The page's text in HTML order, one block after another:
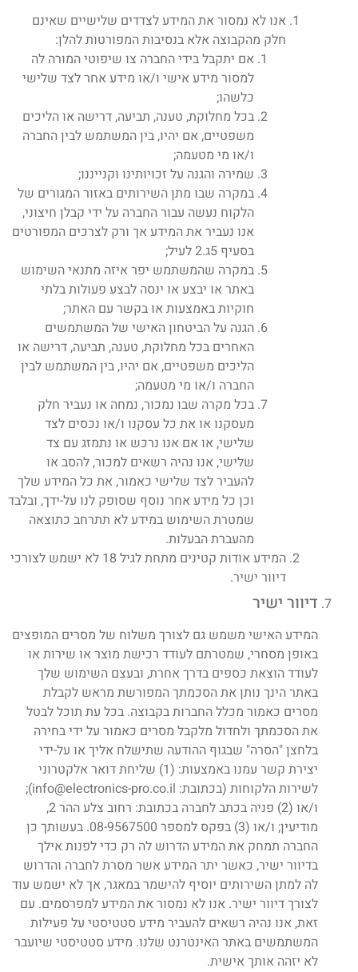
אנו לא נמסור את המידע לצדדים שלישיים שאינם
חלק מהקבוצה אלא בנסיבות המפורטות להלן:
אם יתקבל בידי החברה צו שיפוטי המורה לה
למסור מידע אישי ו/או מידע אחר לצד שלישי
כלשהו;
בכל מחלוקת, טענה, תביעה, דרישה או הליכים
משפטיים, אם יהיו, בין המשתמש לבין החברה
ו/או מי מטעמה;
שמירה והגנה על זכויותינו וקנייננו;
במקרה שבו מתן השירותים באזור המגורים של
הלקוח נעשה עבור החברה על ידי קבלן חיצוני,
אנו נעביר את המידע אך ורק לצרכים המפורטים
בסעיף 5ג.2 לעיל;
במקרה שהמשתמש יפר איזה מתנאי השימוש
באתר או יבצע או ינסה לבצע פעולות בלתי
חוקיות באמצעות או בקשר עם האתר;
הגנה על הביטחון האישי של המשתמשים
האחרים בכל מחלוקת, טענה, תביעה, דרישה או
הליכים משפטיים, אם יהיו, בין המשתמש לבין
החברה ו/או מי מטעמה;
בכל מקרה שבו נמכור, נמחה או נעביר חלק
מעסקנו או את כל עסקנו ו/או נכסים לצד
שלישי, או אם אנו נרכש או נתמזג עם צד
שלישי, אנו נהיה רשאים למכור, להסב או
להעביר לצד שלישי כאמור, את כל המידע שלך
וכן כל מידע אחר נוסף שסופק לנו על-ידך, ובלבד
שמטרת השימוש במידע לא תתרחב כתוצאה
מהעברת הבעלות.
המידע אודות קטינים מתחת לגיל 18 לא ישמש לצורכי
דיוור ישיר.
דיוור ישיר
המידע האישי משמש גם לצורך משלוח של מסרים המופצים
באופן מסחרי, שמטרתם לעודד רכישת מוצר או שירות או
לעודד הוצאת כספים בדרך אחרת, ובעצם השימוש שלך
באתר הינך נותן את הסכמתך המפורשת מראש לקבלת
מסרים כאמור מכלל החברות בקבוצה. בכל עת תוכל לבטל
את הסכמתך ולחדול מלקבל מסרים כאמור על ידי בחירה
בלחצן "הסרה" שבגוף ההודעה שתישלח אליך או על-ידי
יצירת קשר עמנו באמצעות: (1) שליחת דואר אלקטרוני
לשירות הלקוחות (בכתובת: info@electronics-pro.co.il);
ו/או (2) פניה בכתב לחברה בכתובת: רחוב צלע ההר 2,
מודיעין; ו/או (3) בפקס למספר 08-9567500. בעשותך כן
החברה תמחק את המידע הדרוש לה רק כדי לפנות אילך
בדיוור ישיר, כאשר יתר המידע אשר מסרת לחברה והדרוש
לה למתן השירותים יוסיף להישמר במאגר, אך לא ישמש עוד
לצורך דיוור ישיר. אנו לא נמסור את המידע למפרסמים. עם
זאת, אנו נהיה רשאים להעביר מידע סטטיסטי על פעילות
המשתמשים באתר האינטרנט שלנו. מידע סטטיסטי שיועבר
לא יזהה אותך אישית.